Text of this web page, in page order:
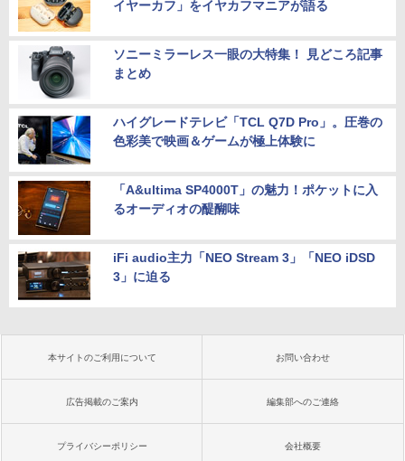
イヤーカフ」をイヤカフマニアが語る
ソニーミラーレス一眼の大特集！ 見どころ記事
まとめ
ハイグレードテレビ「TCL Q7D Pro」。圧巻の
色彩美で映画＆ゲームが極上体験に
「A&ultima SP4000T」の魅力！ポケットに入
るオーディオの醍醐味
iFi audio主力「NEO Stream 3」「NEO iDSD
3」に迫る
本サイトのご利用について お問い合わせ
広告掲載のご案内 編集部へのご連絡
プライバシーポリシー 会社概要